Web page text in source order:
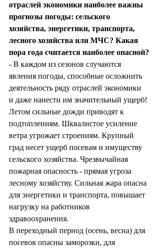
отраслей экономики наиболее важны
прогнозы погоды: сельского
хозяйства, энергетики, транспорта,
лесного хозяйства или МЧС? Какая
пора года считается наиболее опасной?
- В каждом из сезонов случаются
явления погоды, способные осложнить
деятельность ряду отраслей экономики
и даже нанести им значительный ущерб!
Летом сильные дожди приводят к
подтоплениям. Шквалистое усиление
ветра угрожает строениям. Крупный
град несет ущерб посевам и имуществу
сельского хозяйства. Чрезвычайная
пожарная опасность - прямая угроза
лесному хозяйству. Сильная жара опасна
для энергетики и транспорта, повышает
нагрузку на работников
здравоохранения.
В переходный период (осень, весна) для
посевов опасны заморозки, для